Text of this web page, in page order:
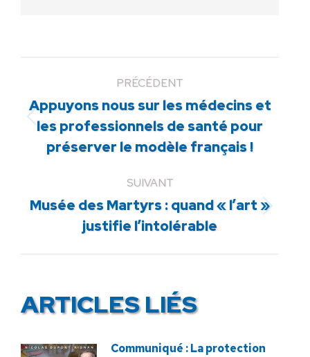
PRÉCÉDENT
Article
précédent
:
Appuyons nous sur les médecins et
les professionnels de santé pour
préserver le modèle français !
SUIVANT
Article
suivant
Musée des Martyrs : quand « l’art »
justifie l’intolérable
ARTICLES LIÉS
Communiqué : La protection